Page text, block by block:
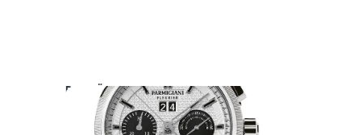
DAS KÖNNTE SIE AUCH INTERESSIEREN: